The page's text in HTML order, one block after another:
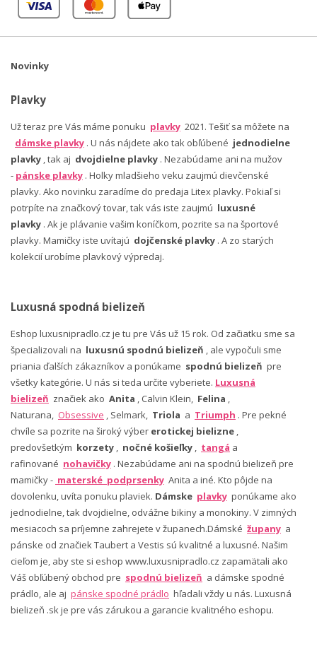
Novinky
Plavky
Už teraz pre Vás máme ponuku plavky 2021. Tešiť sa môžete na
dámske plavky . U nás nájdete ako tak obľúbené jednodielne
plavky , tak aj dvojdielne plavky . Nezabúdame ani na mužov
- pánske plavky . Holky mladšieho veku zaujmú dievčenské
plavky. Ako novinku zaradíme do predaja Litex plavky. Pokiaľ si
potrpíte na značkový tovar, tak vás iste zaujmú luxusné
plavky . Ak je plávanie vašim koníčkom, pozrite sa na športové
plavky. Mamičky iste uvítajú dojčenské plavky . A zo starých
kolekcií urobíme plavkový výpredaj.
Luxusná spodná bielizeň
Eshop luxusnipradlo.cz je tu pre Vás už 15 rok. Od začiatku sme sa
špecializovali na luxusnú spodnú bielizeň , ale vypočuli sme
priania ďalších zákazníkov a ponúkame spodnú bielizeň pre
všetky kategórie. U nás si teda určite vyberiete. Luxusná
bielizeň značiek ako Anita , Calvin Klein, Felina ,
Naturana, Obsessive , Selmark, Triola a Triumph . Pre pekné
chvíle sa pozrite na široký výber erotickej bielizne ,
predovšetkým korzety , nočné košieľky , tangá a
rafinované nohavičky . Nezabúdame ani na spodnú bielizeň pre
mamičky - materské podprsenky Anita a iné. Kto pôjde na
dovolenku, uvíta ponuku plaviek. Dámske plavky ponúkame ako
jednodielne, tak dvojdielne, odvážne bikiny a monokiny. V zimných
mesiacoch sa príjemne zahrejete v županech.Dámské župany a
pánske od značiek Taubert a Vestis sú kvalitné a luxusné. Našim
cieľom je, aby ste si eshop www.luxusnipradlo.cz zapamätali ako
Váš obľúbený obchod pre spodnú bielizeň a dámske spodné
prádlo, ale aj pánske spodné prádlo hľadali vždy u nás. Luxusná
bielizeň .sk je pre vás zárukou a garancie kvalitného eshopu.